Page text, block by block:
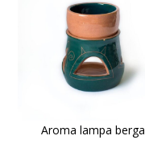
Aroma lampa berga